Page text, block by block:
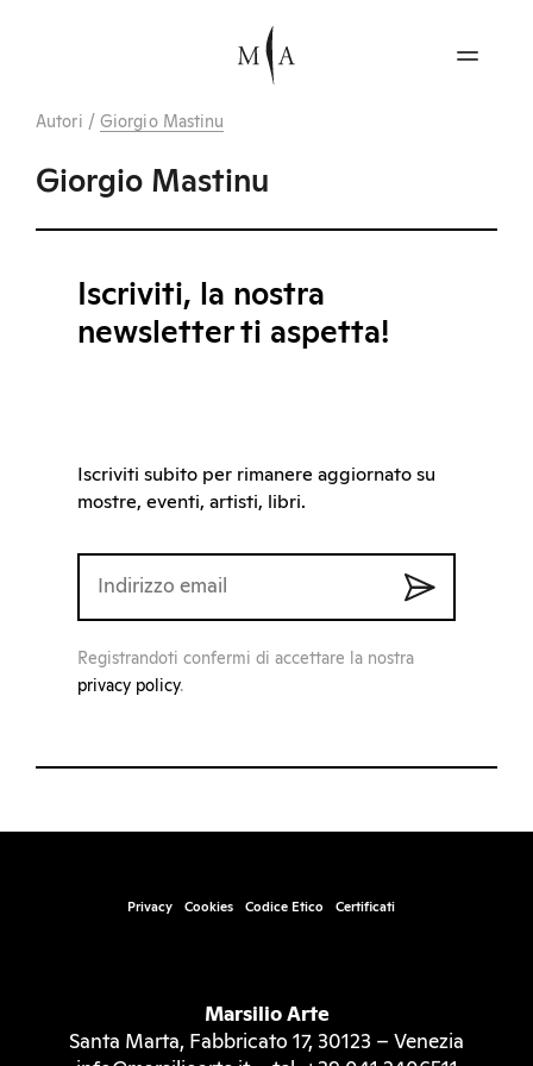
Autori / Giorgio Mastinu
Giorgio Mastinu
Iscriviti, la nostra
newsletter ti aspetta!
Iscriviti subito per rimanere aggiornato su
mostre, eventi, artisti, libri.
Registrandoti confermi di accettare la nostra
privacy policy.
Privacy Cookies Codice Etico Certificati
Marsilio Arte
Santa Marta, Fabbricato 17, 30123 – Venezia